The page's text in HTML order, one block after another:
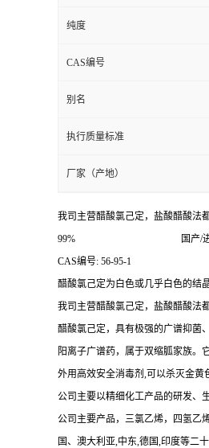
纯度
CAS编号
别名
执行质量标准
厂家（产地）
我司主营醋酸氯己定，盐酸醋酸法
99% 国产/进口
CAS编号: 56-95-1
醋酸氯己定为白色或几乎白色的结
我司主营醋酸氯己定，盐酸醋酸法
醋酸氯己定，具有极强的广谱抑菌
阳离子广谱药，属于双缩胍家族。
外用高效安全消毒剂,可以杀灭金黄
公司主要以精细化工产品的研发、
公司主要产品，三氯乙烯，四氢乙
国、澳大利亚,中东,德国,印度等二十